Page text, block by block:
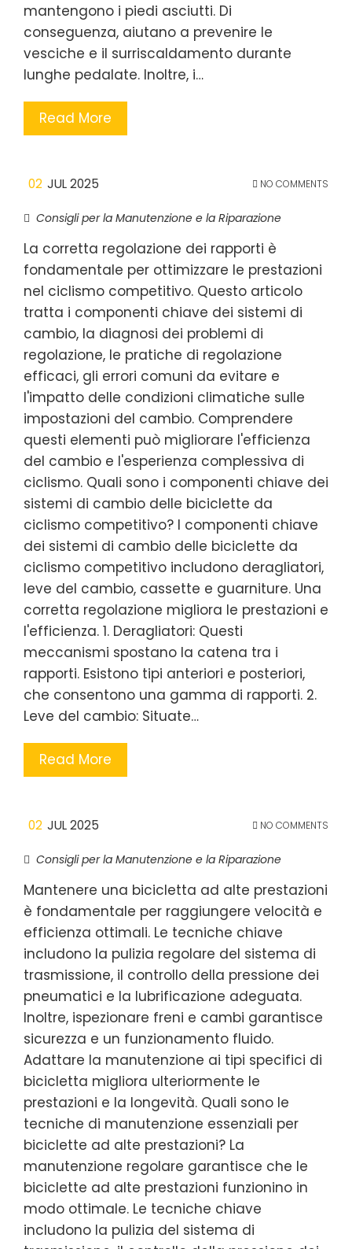
mantengono i piedi asciutti. Di
conseguenza, aiutano a prevenire le
vesciche e il surriscaldamento durante
lunghe pedalate. Inoltre, i…
Read More
02 JUL 2025 NO COMMENTS
Consigli per la Manutenzione e la Riparazione
La corretta regolazione dei rapporti è
fondamentale per ottimizzare le prestazioni
nel ciclismo competitivo. Questo articolo
tratta i componenti chiave dei sistemi di
cambio, la diagnosi dei problemi di
regolazione, le pratiche di regolazione
efficaci, gli errori comuni da evitare e
l'impatto delle condizioni climatiche sulle
impostazioni del cambio. Comprendere
questi elementi può migliorare l'efficienza
del cambio e l'esperienza complessiva di
ciclismo. Quali sono i componenti chiave dei
sistemi di cambio delle biciclette da
ciclismo competitivo? I componenti chiave
dei sistemi di cambio delle biciclette da
ciclismo competitivo includono deragliatori,
leve del cambio, cassette e guarniture. Una
corretta regolazione migliora le prestazioni e
l'efficienza. 1. Deragliatori: Questi
meccanismi spostano la catena tra i
rapporti. Esistono tipi anteriori e posteriori,
che consentono una gamma di rapporti. 2.
Leve del cambio: Situate…
Read More
02 JUL 2025 NO COMMENTS
Consigli per la Manutenzione e la Riparazione
Mantenere una bicicletta ad alte prestazioni
è fondamentale per raggiungere velocità e
efficienza ottimali. Le tecniche chiave
includono la pulizia regolare del sistema di
trasmissione, il controllo della pressione dei
pneumatici e la lubrificazione adeguata.
Inoltre, ispezionare freni e cambi garantisce
sicurezza e un funzionamento fluido.
Adattare la manutenzione ai tipi specifici di
bicicletta migliora ulteriormente le
prestazioni e la longevità. Quali sono le
tecniche di manutenzione essenziali per
biciclette ad alte prestazioni? La
manutenzione regolare garantisce che le
biciclette ad alte prestazioni funzionino in
modo ottimale. Le tecniche chiave
includono la pulizia del sistema di